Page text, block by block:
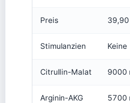
Preis
Stimulanzien Keine
Citrullin-Malat 9000
Arginin-AKG 5700